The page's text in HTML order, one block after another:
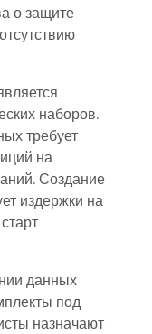
о защите
наборов.
требует
на
Создание
издержки на
данных
под
назначают